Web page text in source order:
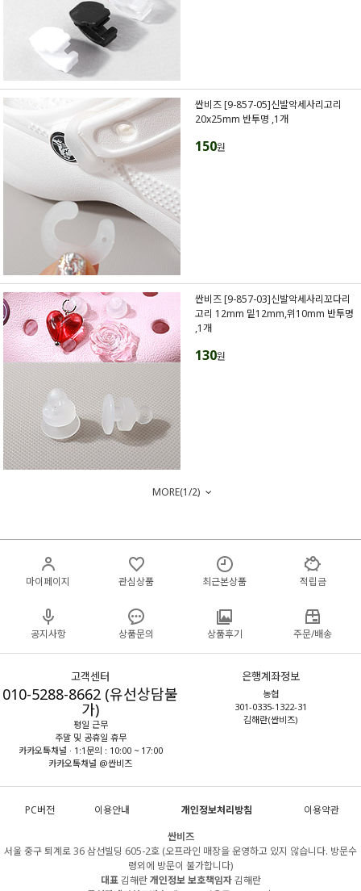
싼비즈 [9-857-05]신발악세사리고리
20x25mm 반투명 ,1개
150원
싼비즈 [9-857-03]신발악세사리꼬다리
고리 12mm 밑12mm,위10mm 반투명
,1개
130원
MORE(1/2)
마이페이지 관심상품 최근본상품 적립금
공지사항 상품문의 상품후기 주문/배송
고객센터
010-5288-8662 (유선상담불
가)
평일 근무
주말 및 공휴일 휴무
카카오톡채널 · 1:1문의 : 10:00 ~ 17:00
카카오톡채널 @싼비즈
은행계좌정보
농협
301-0335-1322-31
김해란(싼비즈)
PC버전 이용안내 개인정보처리방침
이용약관
싼비즈
서울 중구 퇴계로 36 삼선빌딩 605-2호 (오프라인 매장을 운영하고 있지 않습니다. 방문수
령외에 방문이 불가합니다)
대표김해란개인정보 보호책임자김해란